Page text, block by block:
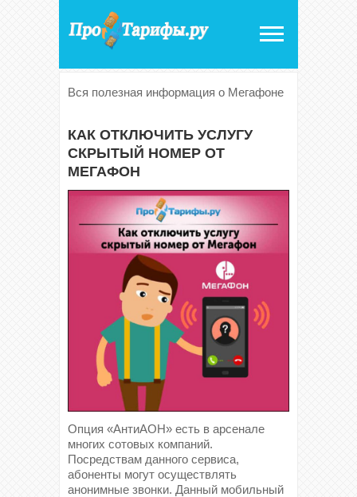
Вся полезная информация о Мегафоне
КАК ОТКЛЮЧИТЬ УСЛУГУ
СКРЫТЫЙ НОМЕР ОТ
МЕГАФОН
Опция «АнтиАОН» есть в арсенале
многих сотовых компаний.
Посредствам данного сервиса,
абоненты могут осуществлять
анонимные звонки. Данный мобильный